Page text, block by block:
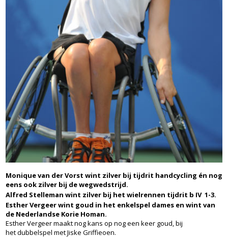
Monique van der Vorst wint zilver bij tijdrit handcycling én nog
eens ook zilver bij de wegwedstrijd.
Alfred Stelleman wint zilver bij het wielrennen tijdrit b IV 1-3.
Esther Vergeer wint goud in het enkelspel dames en wint van
de Nederlandse Korie Homan.
Esther Vergeer maakt nog kans op nog een keer goud, bij
het dubbelspel met Jiske Griffieoen.